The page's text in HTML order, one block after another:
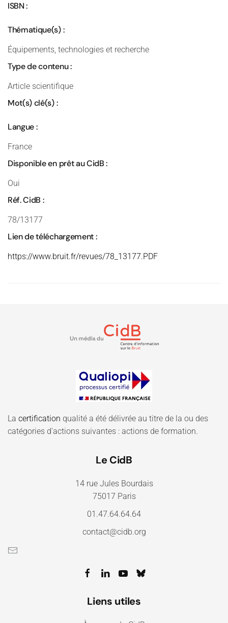
ISBN :
Thématique(s) :
Équipements, technologies et recherche
Type de contenu :
Article scientifique
Mot(s) clé(s) :
Langue :
France
Disponible en prêt au CidB :
Oui
Réf. CidB :
78/13177
Lien de téléchargement :
https://www.bruit.fr/revues/78_13177.PDF
La certification qualité a été délivrée au titre de la ou des
catégories d'actions suivantes : actions de formation.
Le CidB
14 rue Jules Bourdais
75017 Paris
01.47.64.64.64
contact@cidb.org
Liens utiles